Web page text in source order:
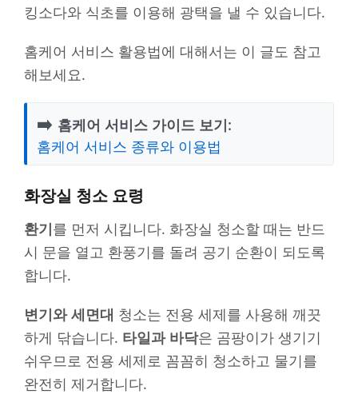
킹소다와 식초를 이용해 광택을 낼 수 있습니다.
홈케어 서비스 활용법에 대해서는 이 글도 참고
해보세요.
➡️ 홈케어 서비스 가이드 보기:
홈케어 서비스 종류와 이용법
화장실 청소 요령
환기를 먼저 시킵니다. 화장실 청소할 때는 반드
시 문을 열고 환풍기를 돌려 공기 순환이 되도록
합니다.
변기와 세면대 청소는 전용 세제를 사용해 깨끗
하게 닦습니다. 타일과 바닥은 곰팡이가 생기기
쉬우므로 전용 세제로 꼼꼼히 청소하고 물기를
완전히 제거합니다.